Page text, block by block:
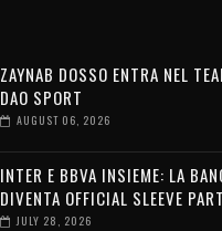
ZAYNAB DOSSO ENTRA NEL
DAO SPORT
AUGUST 06, 2026
INTER E BBVA INSIEME: LA
DIVENTA OFFICIAL SLEEVE
JULY 28, 2026